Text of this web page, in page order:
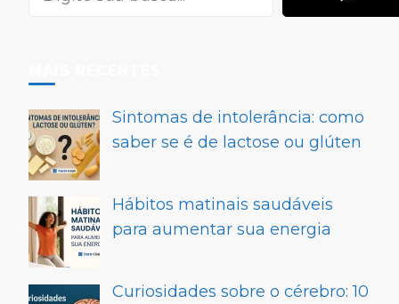
Sintomas de intolerância: como
saber se é de lactose ou glúten
Hábitos matinais saudáveis
para aumentar sua energia
Curiosidades sobre o cérebro: 10